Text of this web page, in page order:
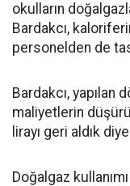
okulların
Bardakcı,
personelden de
Bardakcı, yapılan
maliyetlerin
lirayı geri aldık
Doğalgaz